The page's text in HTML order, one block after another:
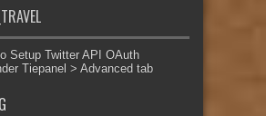
Setup Twitter API OAuth
Tiepanel > Advanced tab